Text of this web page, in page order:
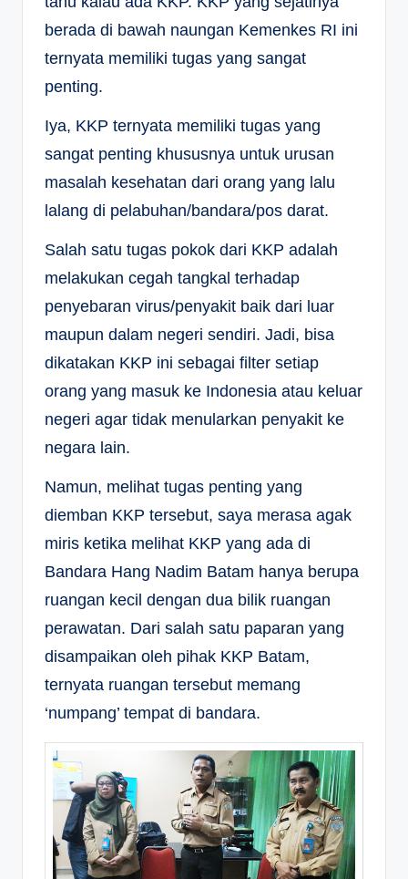
berada di bawah naungan Kemenkes RI ini
ternyata memiliki tugas yang sangat
penting.
Iya, KKP ternyata memiliki tugas yang
sangat penting khususnya untuk urusan
masalah kesehatan dari orang yang lalu
lalang di pelabuhan/bandara/pos darat.
Salah satu tugas pokok dari KKP adalah
melakukan cegah tangkal terhadap
penyebaran virus/penyakit baik dari luar
maupun dalam negeri sendiri. Jadi, bisa
dikatakan KKP ini sebagai filter setiap
orang yang masuk ke Indonesia atau keluar
negeri agar tidak menularkan penyakit ke
negara lain.
Namun, melihat tugas penting yang
diemban KKP tersebut, saya merasa agak
miris ketika melihat KKP yang ada di
Bandara Hang Nadim Batam hanya berupa
ruangan kecil dengan dua bilik ruangan
perawatan. Dari salah satu paparan yang
disampaikan oleh pihak KKP Batam,
ternyata ruangan tersebut memang
‘numpang’ tempat di bandara.